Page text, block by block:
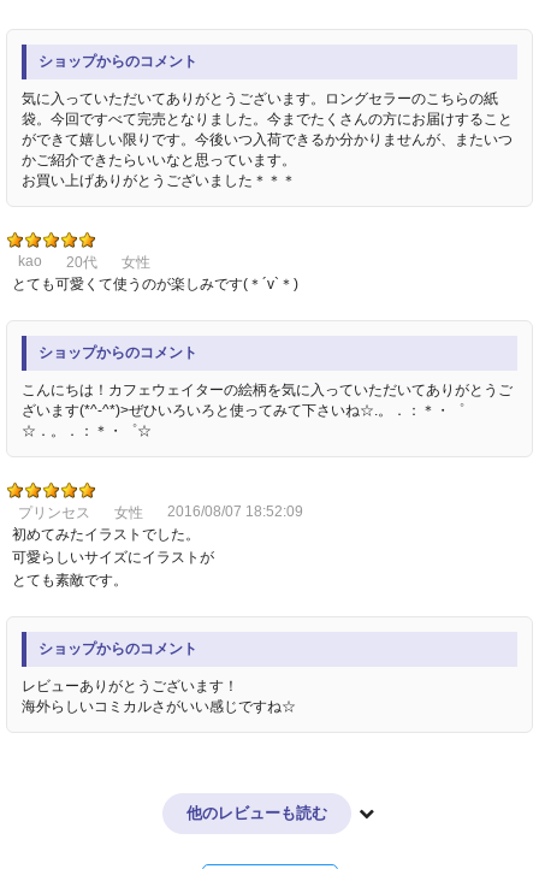
ショップからのコメント
気に入っていただいてありがとうございます。ロングセラーのこちらの紙
袋。今回ですべて完売となりました。今までたくさんの方にお届けすること
ができて嬉しい限りです。今後いつ入荷できるか分かりませんが、またいつ
かご紹介できたらいいなと思っています。
お買い上げありがとうございました＊＊＊
kao 20代
女性
とても可愛くて使うのが楽しみです(＊´v`＊)
ショップからのコメント
こんにちは！カフェウェイターの絵柄を気に入っていただいてありがとうご
ざいます(*^-^*)>ぜひいろいろと使ってみて下さいね☆.。．：＊・゜
☆．。．：＊・゜☆
プリンセス 女性
2016/08/07 18:52:09
初めてみたイラストでした。
可愛らしいサイズにイラストが
とても素敵です。
ショップからのコメント
レビューありがとうございます！
海外らしいコミカルさがいい感じですね☆
他のレビューも読む